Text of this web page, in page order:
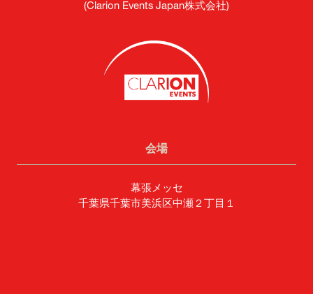
(Clarion Events Japan株式会社)
会場
幕張メッセ
千葉県千葉市美浜区中瀬２丁目１